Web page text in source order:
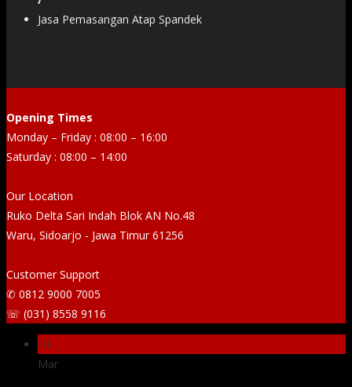
Jasa Pemasangan Atap Spandek
Opening Times
Monday – Friday : 08:00 – 16:00
Saturday : 08:00 – 14:00
Our Location
Ruko Delta Sari Indah Blok AN No.48
Waru, Sidoarjo - Jawa Timur 61256
Customer Support
✆ 0812 9000 7005
☏ (031) 8558 9116
14
Mar